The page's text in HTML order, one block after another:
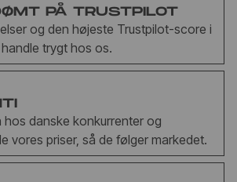
PÅ TRUSTPILOT
og den højeste Trustpilot-score i
trygt hos os.
hos danske konkurrenter og
vores priser, så de følger markedet.